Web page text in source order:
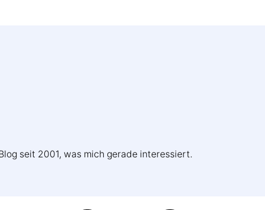
seit 2001, was mich gerade interessiert.